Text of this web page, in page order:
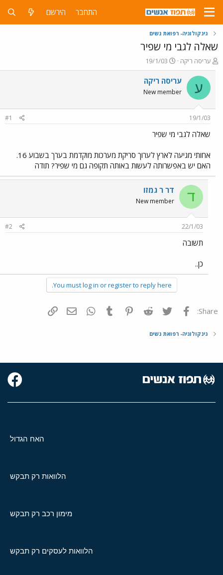
התחבר הירשם
גינקולוגיה- רפואת נשים
שאלה לגבי מי שפיר
פ
ו
ת
ח
ה
ש
א
עריסה ריקה
פ
ו
ר
ם
ר
19/1/03
ע עריסה ריקה
New member
19/1/03
#1
שאלה לגבי מי שפיר
אחותי מגיעה לארץ לערוך סריקת מערכות מוקדמת בערך בשבוע 16.
האם יש באפשרותה לעשות באותה תקופה גם מי שפיר? תודה
ד דר ר גמזו
New member
22/1/03
#2
תשובה
כן..
You must log in or register to reply here.
Share: פייסבוק Twitter
Reddit
Pinterest
Tumblr
WhatsAppדואר אלקטרוני
גינקולוגיה- רפואת נשים
האח הגדול
הלוואות רק תבקש
מימון רכב רק תבקש
הלוואות לעסקים רק תבקש